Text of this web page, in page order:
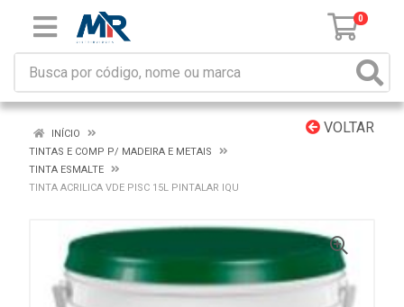
0
VOLTAR
INÍCIO
TINTAS E COMP P/ MADEIRA E METAIS
TINTA ESMALTE
TINTA ACRILICA VDE PISC 15L PINTALAR IQU